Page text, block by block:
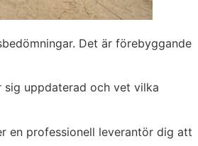
Det är förebyggande
sig uppdaterad och vet vilka
en professionell leverantör dig att